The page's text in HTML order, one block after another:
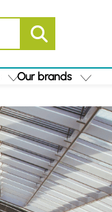
Our brands